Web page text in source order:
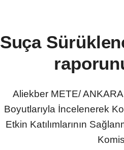
Suça
Aliekber METE/
Boyutlarıyla İncelenerek
Etkin Katılımlarının